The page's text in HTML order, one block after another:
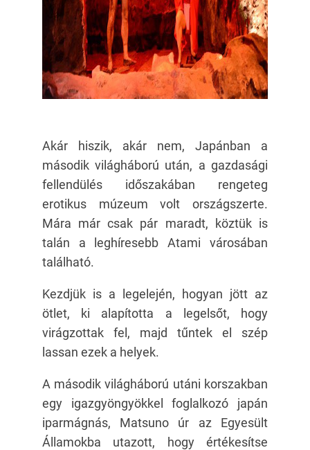
Akár hiszik, akár nem, Japánban a
második világháború után, a gazdasági
fellendülés időszakában rengeteg
erotikus múzeum volt országszerte.
Mára már csak pár maradt, köztük is
talán a leghíresebb Atami városában
található.
Kezdjük is a legelején, hogyan jött az
ötlet, ki alapította a legelsőt, hogy
virágzottak fel, majd tűntek el szép
lassan ezek a helyek.
A második világháború utáni korszakban
egy igazgyöngyökkel foglalkozó japán
iparmágnás, Matsuno úr az Egyesült
Államokba utazott, hogy értékesítse